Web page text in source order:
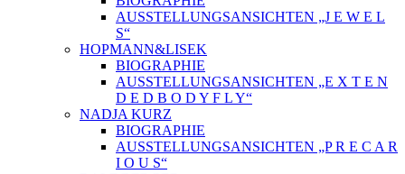
AUSSTELLUNGSANSICHTEN „J E W E L
S“
HOPMANN&LISEK
BIOGRAPHIE
AUSSTELLUNGSANSICHTEN „E X T E N
D E D B O D Y F L Y“
NADJA KURZ
BIOGRAPHIE
AUSSTELLUNGSANSICHTEN „P R E C A R
I O U S“